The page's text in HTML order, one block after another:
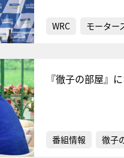
WRC モーター
『徹子の部屋』
番組情報 徹子